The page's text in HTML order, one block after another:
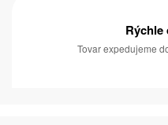
Rýchle
Tovar expedujeme